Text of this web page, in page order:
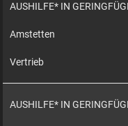
AUSHILFE* IN
Amstetten
Vertrieb
AUSHILFE* IN